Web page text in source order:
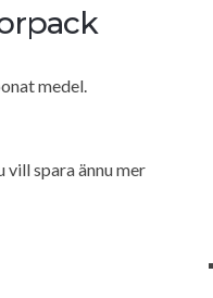
medel.
spara ännu mer